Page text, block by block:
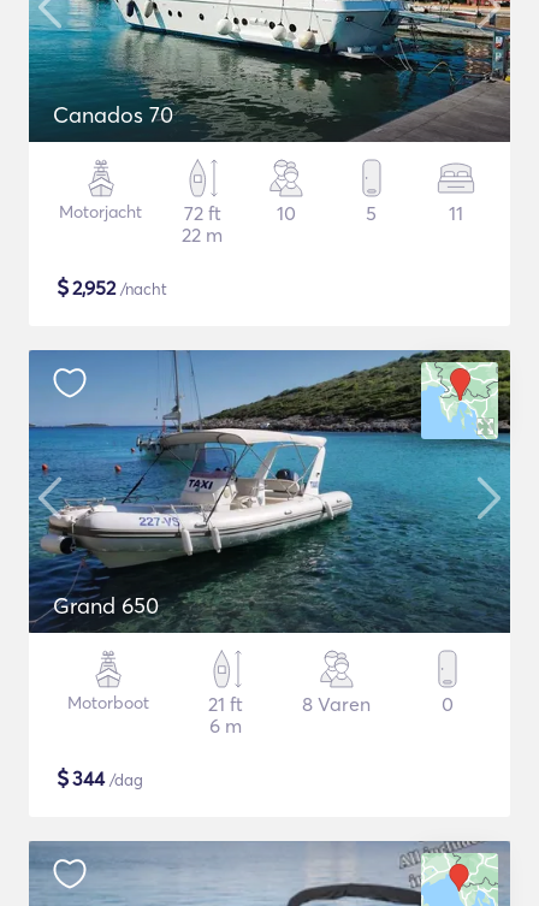
Canados 70
Motorjacht
72 ft
22 m
10 5 11
$2,952/nacht
Grand 650
Motorboot
21 ft
6 m
8 Varen 0
$344/dag